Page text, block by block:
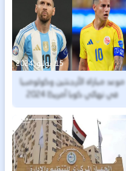
15, يوليو, 2024
موعد مباراة الأرجنتين وكولومبيا
في نهائي كوبا أمريكا 2024